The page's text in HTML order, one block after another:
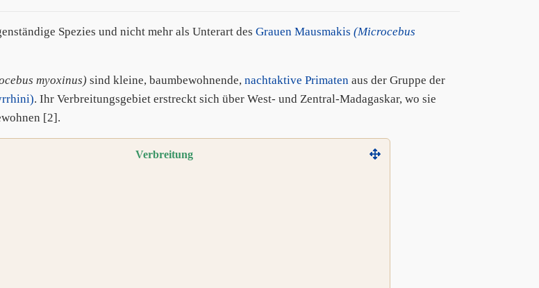
Spezies und nicht mehr als Unterart des Grauen Mausmakis (Microcebus
myoxinus) sind kleine, baumbewohnende, nachtaktive Primaten aus der Gruppe der
. Ihr Verbreitungsgebiet erstreckt sich über West- und Zentral-Madagaskar, wo sie
[2].
Verbreitung